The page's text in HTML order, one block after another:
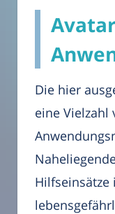
Die hier
eine Vielzahl